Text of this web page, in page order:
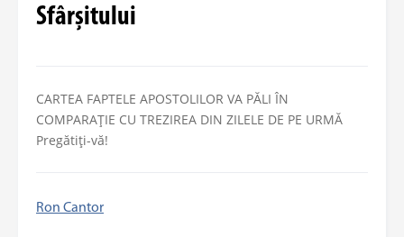
Sfârșitului
CARTEA FAPTELE APOSTOLILOR VA PĂLI ÎN
COMPARAȚIE CU TREZIREA DIN ZILELE DE PE URMĂ
Pregătiți-vă!
Ron Cantor